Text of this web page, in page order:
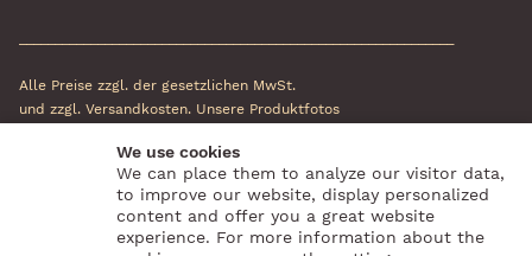
Alle Preise zzgl. der gesetzlichen MwSt.
und zzgl. Versandkosten. Unsere Produktfotos
Originalstoff abweichen.
Social Media Zahlungsanbieter
We use cookies
We can place them to analyze our visitor data,
to improve our website, display personalized
content and offer you a great website
experience. For more information about the